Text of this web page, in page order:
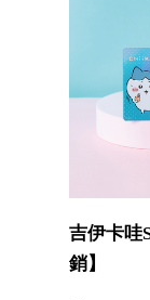
吉伊卡哇
銷】